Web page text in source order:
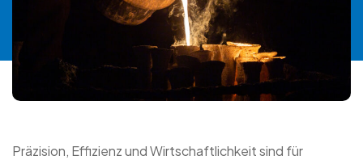
Präzision, Effizienz und Wirtschaftlichkeit sind für